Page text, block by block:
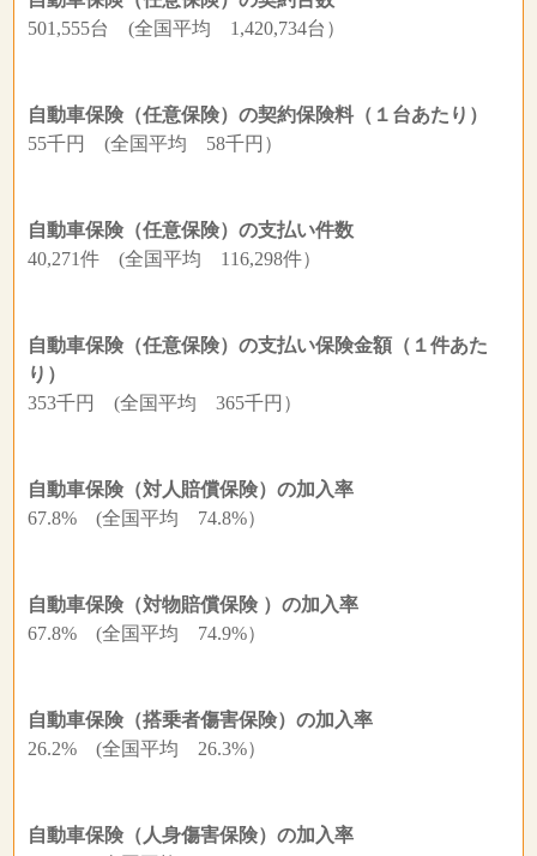
501,555台 (全国平均 1,420,734台）
自動車保険（任意保険）の契約保険料（１台あたり）
55千円 (全国平均 58千円）
自動車保険（任意保険）の支払い件数
40,271件 (全国平均 116,298件）
自動車保険（任意保険）の支払い保険金額（１件あた
り）
353千円 (全国平均 365千円）
自動車保険（対人賠償保険）の加入率
67.8% (全国平均 74.8%）
自動車保険（対物賠償保険 ）の加入率
67.8% (全国平均 74.9%）
自動車保険（搭乗者傷害保険）の加入率
26.2% (全国平均 26.3%）
自動車保険（人身傷害保険）の加入率